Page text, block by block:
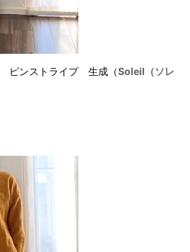
ピンストライプ 生成 （Soleil（ソレ